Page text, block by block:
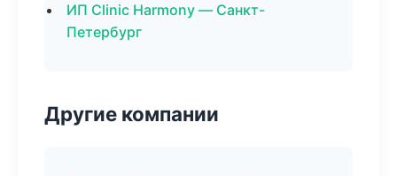
ИП Clinic Harmony — Санкт-
Петербург
Другие компании